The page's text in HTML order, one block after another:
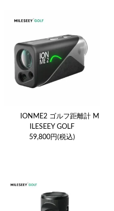
IONME2 ゴルフ距離計 M
ILESEEY GOLF
59,800円(税込)